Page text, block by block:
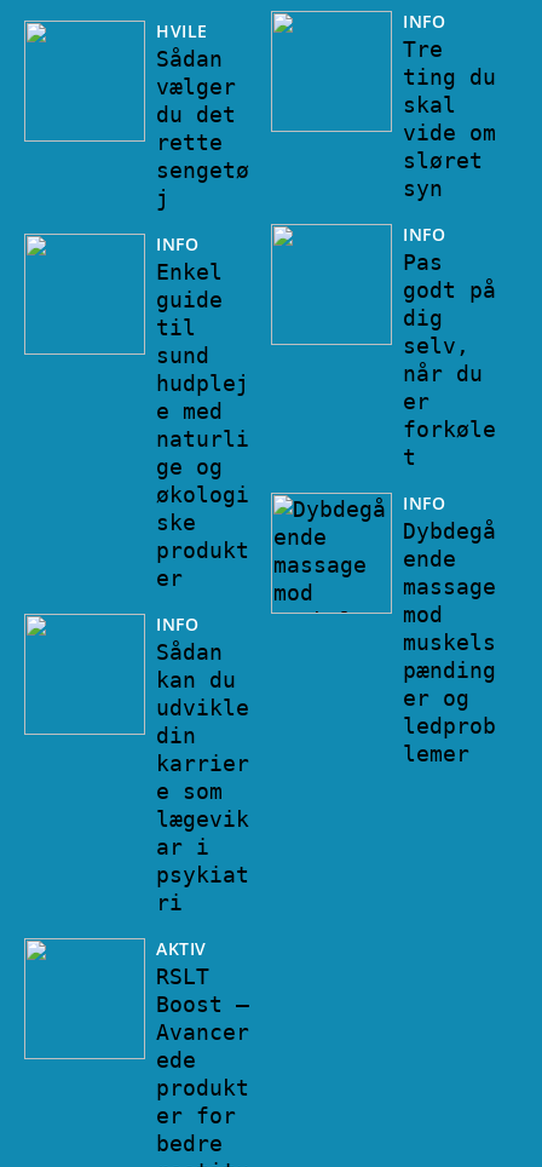
HVILE
Sådan
vælger
du det
rette
sengetø
j
INFO
Enkel
guide
til
sund
hudplej
e med
naturli
ge og
økologi
ske
produkt
er
INFO
Sådan
kan du
udvikle
din
karrier
e som
lægevik
ar i
psykiat
ri
AKTIV
RSLT
Boost –
Avancer
ede
produkt
er for
bedre
INFO
Tre
ting du
skal
vide om
sløret
syn
INFO
Pas
godt på
dig
selv,
når du
er
forkøle
t
INFO
Dybdegå
ende
massage
mod
muskels
pænding
er og
ledprob
lemer